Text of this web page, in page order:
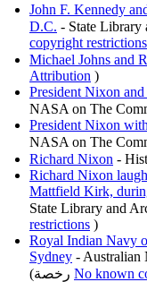
John F. Kennedy
D.C.
copyright restrictions
Michael Johns and
Attribution )
President Nixon
President Nixon
Richard Nixon
Richard Nixon
Mattfield Kirk,
restrictions )
Royal Indian Navy
Sydney - Australian
No known